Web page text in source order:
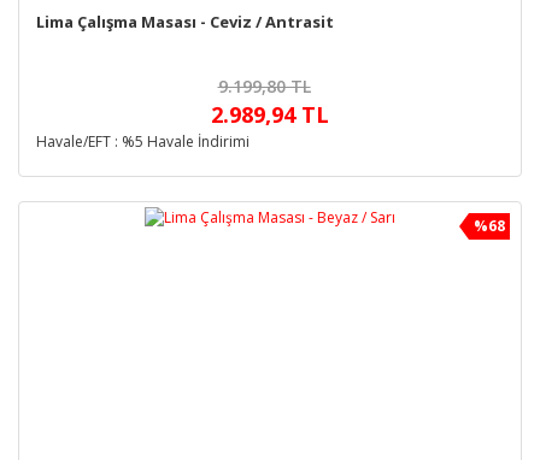
Lima Çalışma Masası - Ceviz / Antrasit
9.199,80 TL
2.989,94 TL
Havale/EFT : %5 Havale İndirimi
%68